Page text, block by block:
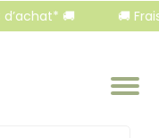
🚚 🚚 Frais de